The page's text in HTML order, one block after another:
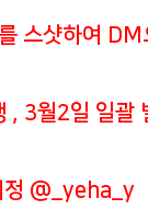
스샷하여 DM
, 3월2일 일괄
정 @_yeha_y